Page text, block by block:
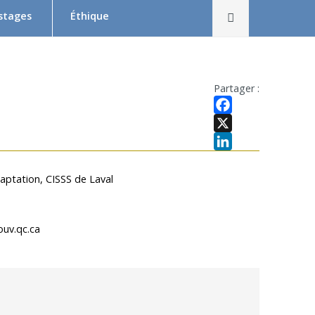
Éthique
Formation en éthique de la recherche
Dépôt et suivi d’un projet au CER RDP
Partager :
Facebook
X
CISSS de Laval